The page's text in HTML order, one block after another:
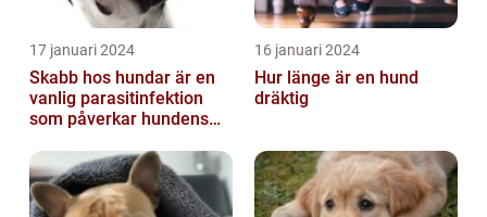
17 januari 2024
Skabb hos hundar är en
vanlig parasitinfektion
som påverkar hundens
16 januari 2024
Hur länge är en hund
dräktig